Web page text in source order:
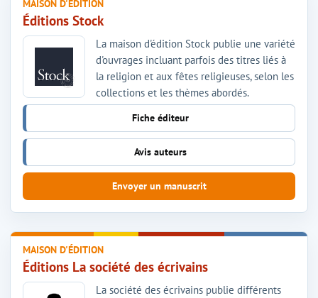
MAISON D'ÉDITION
Éditions La société des écrivains
La société des écrivains publie différents
MAISON D'ÉDITION
Éditions Stock
La maison d'édition Stock publie une variété
d'ouvrages incluant parfois des titres liés à
la religion et aux fêtes religieuses, selon les
collections et les thèmes abordés.
Fiche éditeur
Avis auteurs
Envoyer un manuscrit